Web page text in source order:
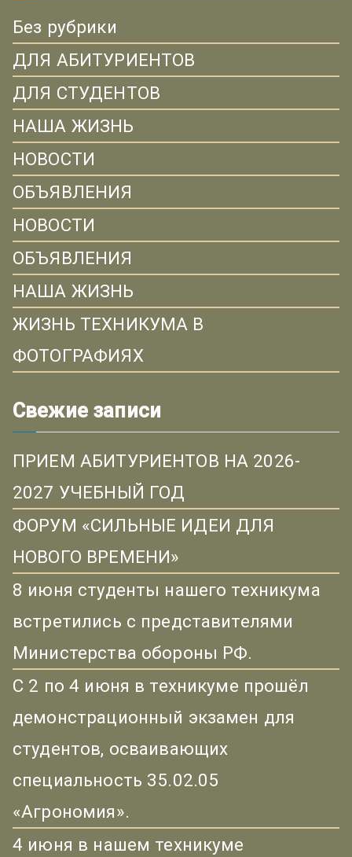
Без рубрики
ДЛЯ АБИТУРИЕНТОВ
ДЛЯ СТУДЕНТОВ
НАША ЖИЗНЬ
НОВОСТИ
ОБЪЯВЛЕНИЯ
НОВОСТИ
ОБЪЯВЛЕНИЯ
НАША ЖИЗНЬ
ЖИЗНЬ ТЕХНИКУМА В
ФОТОГРАФИЯХ
Свежие записи
ПРИЕМ АБИТУРИЕНТОВ НА 2026-
2027 УЧЕБНЫЙ ГОД
ФОРУМ «СИЛЬНЫЕ ИДЕИ ДЛЯ
НОВОГО ВРЕМЕНИ»
8 июня студенты нашего техникума
встретились с представителями
Министерства обороны РФ.
С 2 по 4 июня в техникуме прошёл
демонстрационный экзамен для
студентов, осваивающих
специальность 35.02.05
«Агрономия».
4 июня в нашем техникуме